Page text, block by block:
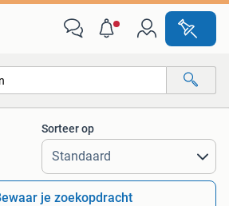
Alle afstanden…
Sorteer op
je zoekopdracht